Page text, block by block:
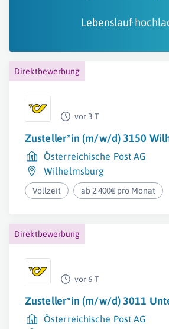
Lebenslauf
Direktbewerbung
vor 3 T
Zusteller*in (m/w/d) 3150
Österreichische Post AG
Wilhelmsburg
Vollzeit ab 2.400€ pro Monat
Direktbewerbung
vor 6 T
Zusteller*in (m/w/d) 3011
Österreichische Post AG